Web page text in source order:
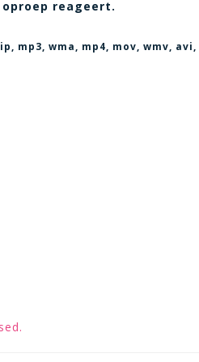
reageert.
mp3, wma, mp4, mov, wmv, avi